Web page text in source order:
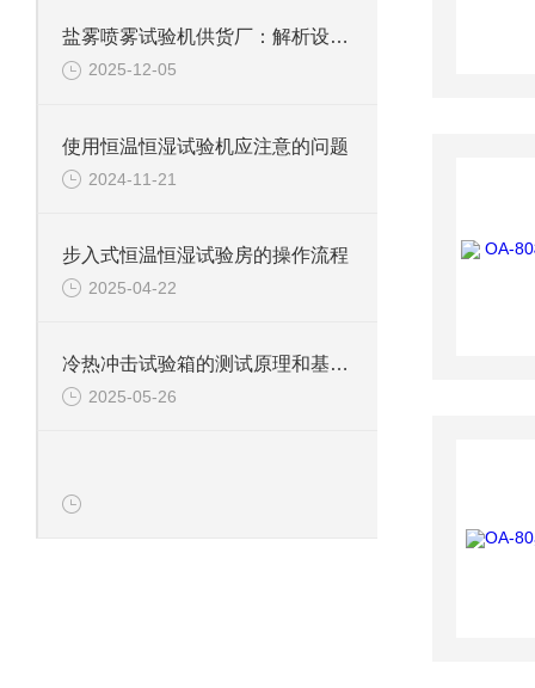
盐雾喷雾试验机供货厂：解析设备原理与行业应用价值
2025-12-05
使用恒温恒湿试验机应注意的问题
2024-11-21
步入式恒温恒湿试验房的操作流程
2025-04-22
冷热冲击试验箱的测试原理和基本概念
2025-05-26